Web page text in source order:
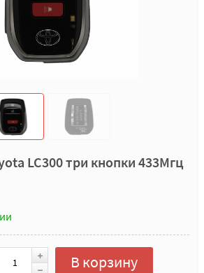
LC300 три кнопки 433Мгц
В корзину